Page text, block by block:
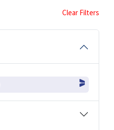
Clear Filters